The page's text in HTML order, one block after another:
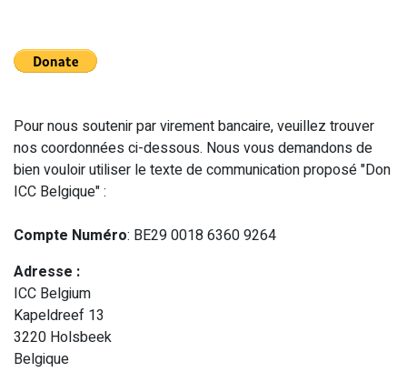
Pour nous soutenir par virement bancaire, veuillez trouver
nos coordonnées ci-dessous. Nous vous demandons de
bien vouloir utiliser le texte de communication proposé "Don
ICC Belgique" :
Compte Numéro: BE29 0018 6360 9264
Adresse :
ICC Belgium
Kapeldreef 13
3220 Holsbeek
Belgique